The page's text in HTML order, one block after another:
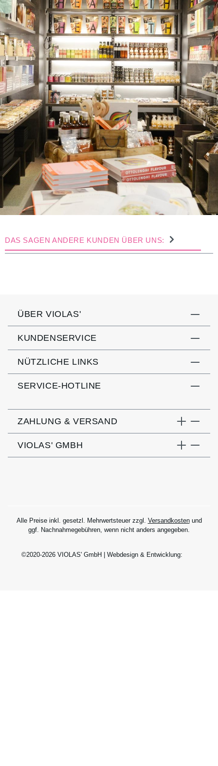
DAS SAGEN ANDERE KUNDEN ÜBER UNS:
ÜBER VIOLAS'
KUNDENSERVICE
NÜTZLICHE LINKS
SERVICE-HOTLINE
ZAHLUNG & VERSAND
VIOLAS' GMBH
Alle Preise inkl. gesetzl. Mehrwertsteuer zzgl. Versandkostenund
ggf. Nachnahmegebühren, wenn nicht anders angegeben.
©2020-2026 VIOLAS' GmbH | Webdesign & Entwicklung: